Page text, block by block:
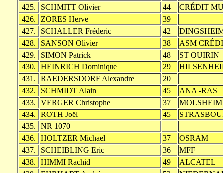
425.
SCHMITT Olivier 44
CRÉDIT
426.
ZORES Herve
39
427.
SCHALLER Fréderic 42
428.
SANSON Olivier 38
ASM
429.
SIMON Patrick 48
ST QUIRIN
430.
HEINRICH Dominique 29
431.
RAEDERSDORF Alexandre
20
432.
SCHMIDT Alain 45
ANA -RAS
433.
VERGER Christophe 37
MOLSHEIM
434.
ROTH Joël 45
435.
NR 1070
436.
HOLTZER Michael 37
OSRAM
437.
SCHEIBLING Eric 36
MFF
438.
HIMMI Rachid 49
ALCATEL